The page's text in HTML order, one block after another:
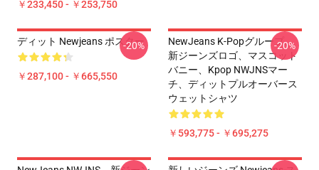
￥233,450 - ￥253,750
ディット Newjeans ポスター
￥287,100 - ￥665,550
-20%
NewJeans K-Popグループ、
新ジーンズロゴ、マスコット
バニー、Kpop NWJNSマー
チ、ディットプルオーバース
ウェットシャツ
￥593,775 - ￥695,275
-20%